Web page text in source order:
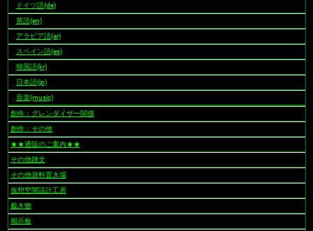
ドイツ語(de)
英語(en)
アラビア語(ar)
スペイン語(es)
韓国語(kr)
日本語(jp)
音楽(music)
創作：グレンダイザー関係
創作：その他
★★通販のご案内★★
その他雑文
その他資料置き場
仮想空間設計工房
戴き物
掲示板